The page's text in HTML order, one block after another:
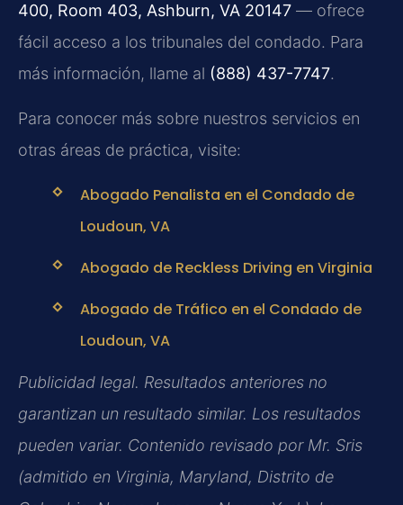
400, Room 403, Ashburn, VA 20147 — ofrece
fácil acceso a los tribunales del condado. Para
más información, llame al (888) 437-7747.
Para conocer más sobre nuestros servicios en
otras áreas de práctica, visite:
Abogado Penalista en el Condado de
Loudoun, VA
Abogado de Reckless Driving en Virginia
Abogado de Tráfico en el Condado de
Loudoun, VA
Publicidad legal. Resultados anteriores no
garantizan un resultado similar. Los resultados
pueden variar. Contenido revisado por Mr. Sris
(admitido en Virginia, Maryland, Distrito de